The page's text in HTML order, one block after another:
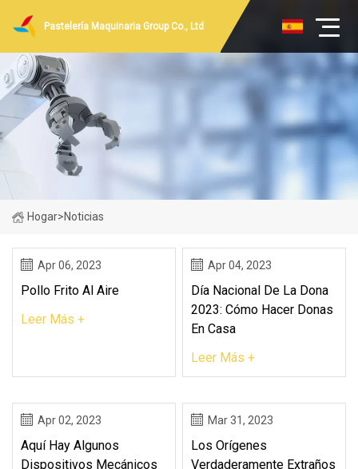
Pastelería Maquinaria Group Co., Ltd
Hogar>Noticias
Apr 06, 2023
Pollo Frito Al Aire
Leer Más +
Apr 04, 2023
Día Nacional De La Dona
2023: Cómo Hacer Donas
En Casa
Leer Más +
Apr 02, 2023
Aquí Hay Algunos
Dispositivos Mecánicos
Mar 31, 2023
Los Orígenes
Verdaderamente Extraños